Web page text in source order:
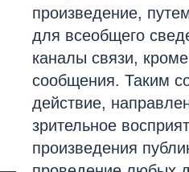
произведение,
для всеобщего
каналы связи,
сообщения. Таким
действие,
зрительное
произведения